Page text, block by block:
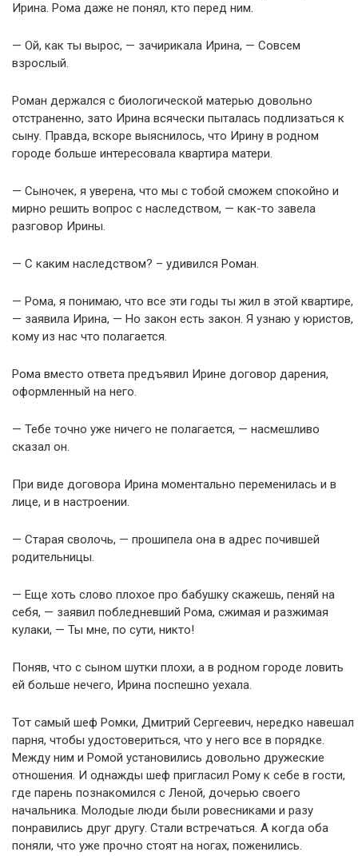
Ирина. Рома даже не понял, кто перед ним.
— Ой, как ты вырос, — зачирикала Ирина, — Совсем
взрослый.
Роман держался с биологической матерью довольно
отстраненно, зато Ирина всячески пыталась подлизаться к
сыну. Правда, вскоре выяснилось, что Ирину в родном
городе больше интересовала квартира матери.
— Сыночек, я уверена, что мы с тобой сможем спокойно и
мирно решить вопрос с наследством, — как-то завела
разговор Ирины.
— С каким наследством? – удивился Роман.
— Рома, я понимаю, что все эти годы ты жил в этой квартире,
— заявила Ирина, — Но закон есть закон. Я узнаю у юристов,
кому из нас что полагается.
Рома вместо ответа предъявил Ирине договор дарения,
оформленный на него.
— Тебе точно уже ничего не полагается, — насмешливо
сказал он.
При виде договора Ирина моментально переменилась и в
лице, и в настроении.
— Старая сволочь, — прошипела она в адрес почившей
родительницы.
— Еще хоть слово плохое про бабушку скажешь, пеняй на
себя, — заявил побледневший Рома, сжимая и разжимая
кулаки, — Ты мне, по сути, никто!
Поняв, что с сыном шутки плохи, а в родном городе ловить
ей больше нечего, Ирина поспешно уехала.
Тот самый шеф Ромки, Дмитрий Сергеевич, нередко навешал
парня, чтобы удостовериться, что у него все в порядке.
Между ним и Ромой установились довольно дружеские
отношения. И однажды шеф пригласил Рому к себе в гости,
где парень познакомился с Леной, дочерью своего
начальника. Молодые люди были ровесниками и разу
понравились друг другу. Стали встречаться. А когда оба
поняли, что уже прочно стоят на ногах, поженились.